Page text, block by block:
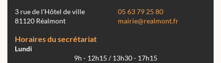
3 rue de l'Hôtel de ville
81120 Réalmont
05 63 79 25 80
mairie@realmont.fr
Horaires du secrétariat
Lundi
9h - 12h15 / 13h30 - 17h15